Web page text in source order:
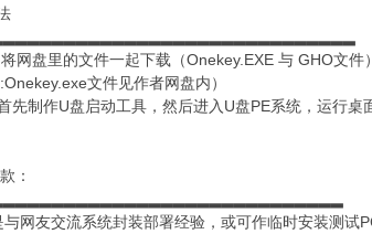
网盘里的文件一起下载（Onekey.EXE 与 GHO文
文件见作者网盘内）
先制作U盘启动工具，然后进入U盘PE系统，运行桌
：
网友交流系统封装部署经验，或可作临时安装测试